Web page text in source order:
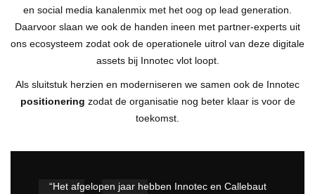
en social media kanalenmix met het oog op lead generation.
Daarvoor slaan we ook de handen ineen met partner-experts uit
ons ecosysteem zodat ook de operationele uitrol van deze digitale
assets bij Innotec vlot loopt.
Als sluitstuk herzien en moderniseren we samen ook de Innotec
positionering zodat de organisatie nog beter klaar is voor de
toekomst.
“Het afgelopen jaar hebben Innotec en Callebaut